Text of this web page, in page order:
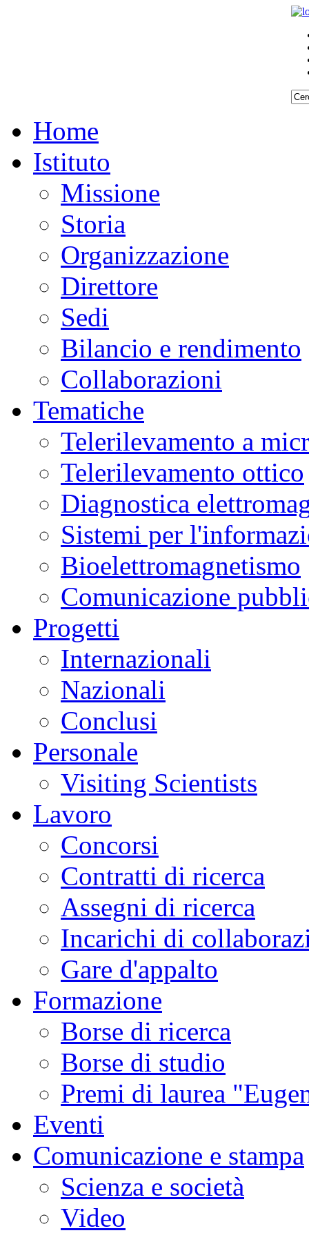
Home
Istituto
Missione
Storia
Organizzazione
Direttore
Sedi
Bilancio e rendimento
Collaborazioni
Tematiche
Telerilevamento a
Telerilevamento ottico
Diagnostica
Sistemi per
Bioelettromagnetismo
Comunicazione
Progetti
Internazionali
Nazionali
Conclusi
Personale
Visiting Scientists
Lavoro
Concorsi
Contratti di ricerca
Assegni di ricerca
Incarichi di
Gare d'appalto
Formazione
Borse di ricerca
Borse di studio
Premi di laurea
Eventi
Comunicazione e stampa
Scienza e società
Video